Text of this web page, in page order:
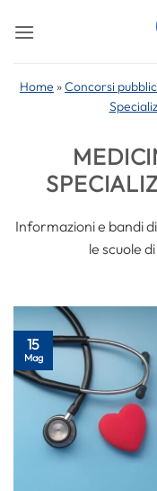
Home »Concorsi
Informazioni e bandi
le scuole
15
Mag